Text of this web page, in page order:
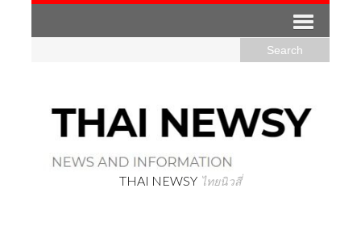
THAI NEWSY ไทยนิวสี่